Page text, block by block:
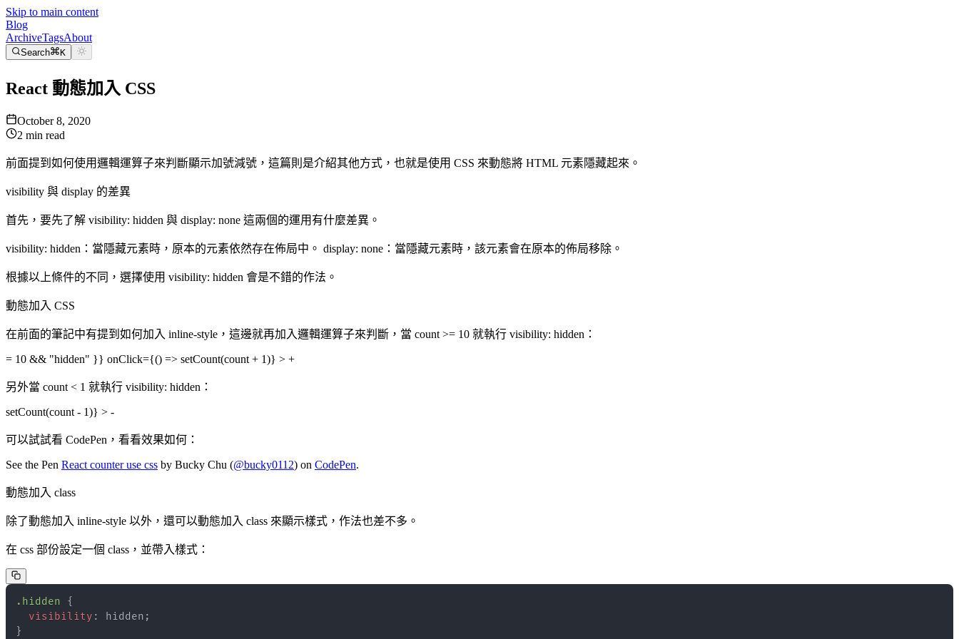
Skip to main content
Blog
ArchiveTagsAbout
Search K
React 動態加入 CSS
October 8, 2020
2 min read
前面提到如何使用邏輯運算子來判斷顯示加號減號，這篇則是介紹其他方式，也就是使用 CSS 來動態將 HTML 元素隱藏起來。
visibility 與 display 的差異
首先，要先了解 visibility: hidden 與 display: none 這兩個的運用有什麼差異。
visibility: hidden：當隱藏元素時，原本的元素依然存在佈局中。 display: none：當隱藏元素時，該元素會在原本的佈局移除。
根據以上條件的不同，選擇使用 visibility: hidden 會是不錯的作法。
動態加入 CSS
在前面的筆記中有提到如何加入 inline-style，這邊就再加入邏輯運算子來判斷，當 count >= 10 就執行 visibility: hidden：
= 10 && "hidden" }} onClick={() => setCount(count + 1)} > +
另外當 count < 1 就執行 visibility: hidden：
setCount(count - 1)} > -
可以試試看 CodePen，看看效果如何：
See the Pen React counter use css by Bucky Chu (@bucky0112) on CodePen.
動態加入 class
除了動態加入 inline-style 以外，還可以動態加入 class 來顯示樣式，作法也差不多。
在 css 部份設定一個 class，並帶入樣式：
.hidden
{
visibility : hidden ;
}